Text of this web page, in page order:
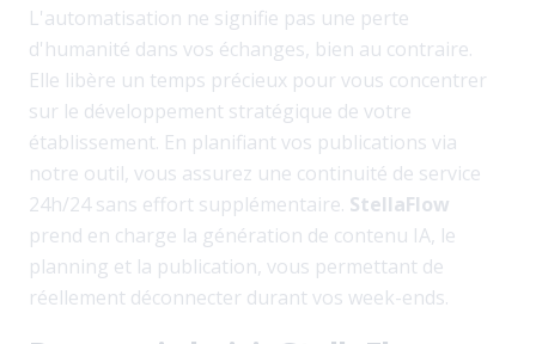
L'automatisation ne signifie pas une perte
d'humanité dans vos échanges, bien au contraire.
Elle libère un temps précieux pour vous concentrer
sur le développement stratégique de votre
établissement. En planifiant vos publications via
notre outil, vous assurez une continuité de service
24h/24 sans effort supplémentaire. StellaFlow
prend en charge la génération de contenu IA, le
planning et la publication, vous permettant de
réellement déconnecter durant vos week-ends.